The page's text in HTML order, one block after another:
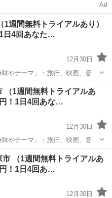
Ad
日4回あなた…
12月30日
やテーマ」：旅行、映画、音
楽しめる情報をお届けします。
覚めの1通で1日を元気にスター
！1日4回あな…
12月30日
やテーマ」：旅行、映画、音
楽しめる情報をお届けします。
覚めの1通で1日を元気にスター
ルあ
！1日4回あ…
12月30日